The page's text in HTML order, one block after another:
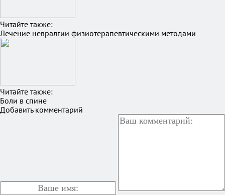
Читайте также:
Лечение невралгии физиотерапевтическими методами
Читайте также:
Боли в спине
Добавить комментарий